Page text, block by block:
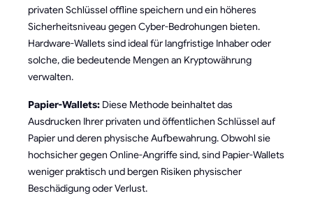
privaten Schlüssel offline speichern und ein höheres
Sicherheitsniveau gegen Cyber-Bedrohungen bieten.
Hardware-Wallets sind ideal für langfristige Inhaber oder
solche, die bedeutende Mengen an Kryptowährung
verwalten.
Papier-Wallets: Diese Methode beinhaltet das
Ausdrucken Ihrer privaten und öffentlichen Schlüssel auf
Papier und deren physische Aufbewahrung. Obwohl sie
hochsicher gegen Online-Angriffe sind, sind Papier-Wallets
weniger praktisch und bergen Risiken physischer
Beschädigung oder Verlust.